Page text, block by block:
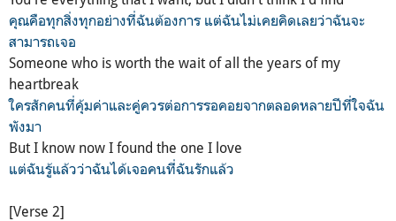
คุณคือทุกสิ่งทุกอย่างที่ฉันต้องการ แต่ฉันไม่เคยคิดเลยว่าฉันจะ
สามารถเจอ
Someone who is worth the wait of all the years of my
heartbreak
ใครสักคนที่คุ้มค่าและคู่ควรต่อการรอคอยจากตลอดหลายปีที่ใจฉัน
พังมา
But I know now I found the one I love
แต่ฉันรู้แล้วว่าฉันได้เจอคนที่ฉันรักแล้ว
[Verse 2]